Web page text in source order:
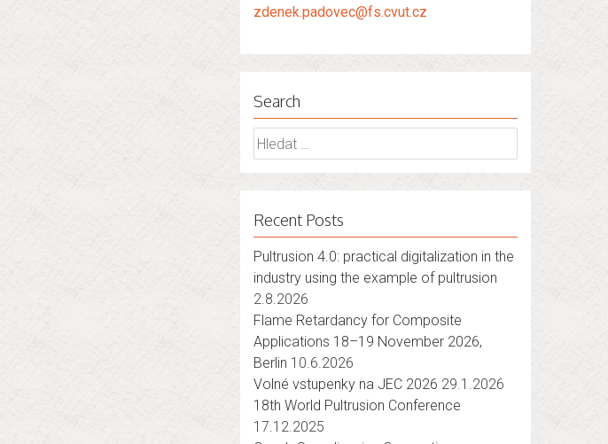
zdenek.padovec@fs.cvut.cz
Search
Vyhledávání
Recent Posts
Pultrusion 4.0: practical digitalization in the
industry using the example of pultrusion
2.8.2026
Flame Retardancy for Composite
Applications 18–19 November 2026,
Berlin 10.6.2026
Volné vstupenky na JEC 2026 29.1.2026
18th World Pultrusion Conference
17.12.2025